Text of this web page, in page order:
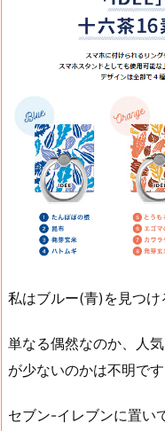
私はブルー(青)を見つけ
単なる偶然なのか、人
が少ないのかは不明です
セブン-イレブンに置い